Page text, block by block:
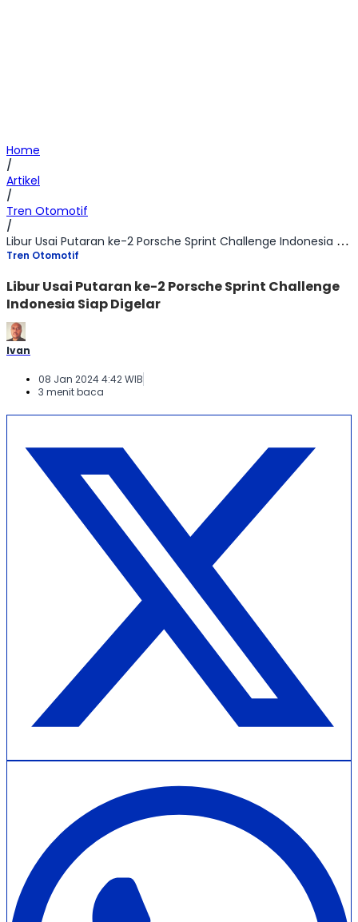
Home
/
Artikel
/
Tren Otomotif
/
Libur Usai Putaran ke-2 Porsche Sprint Challenge Indonesia Siap Digelar
Tren Otomotif
Libur Usai Putaran ke-2 Porsche Sprint Challenge
Indonesia Siap Digelar
Ivan
08 Jan 2024 4:42 WIB
3 menit baca